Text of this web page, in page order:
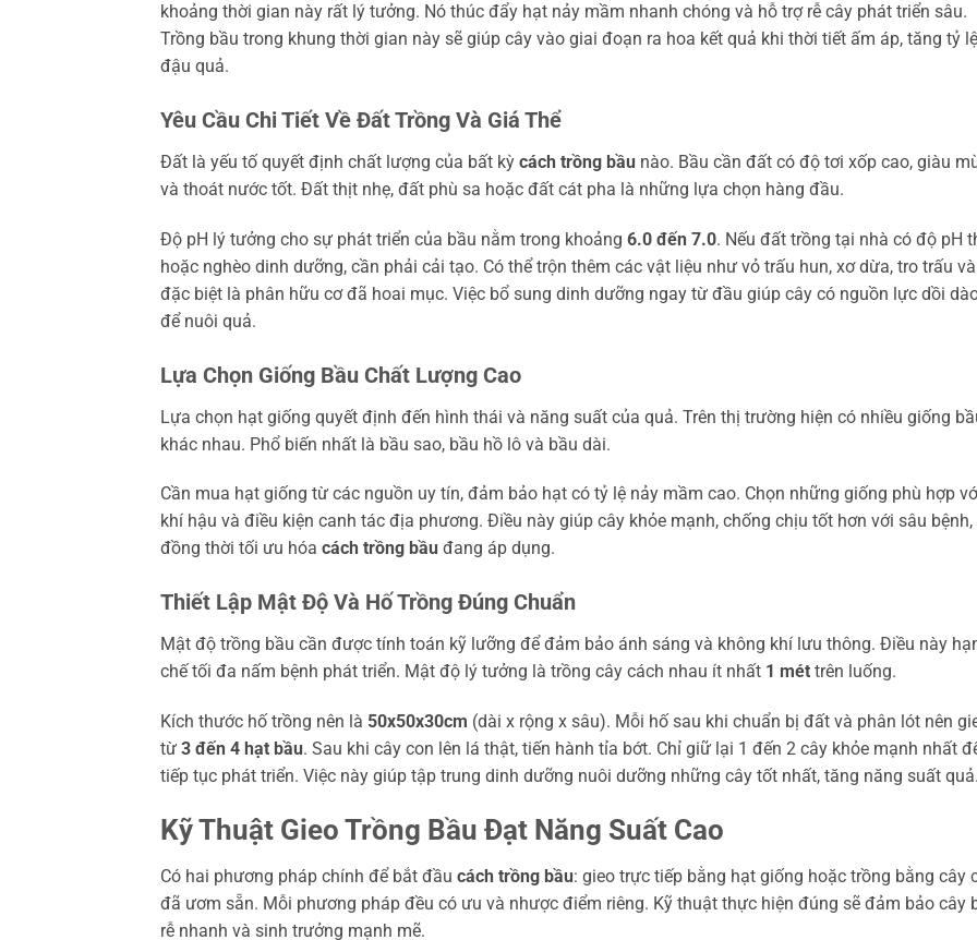
khoảng thời gian này rất lý tưởng. Nó thúc đẩy hạt nảy mầm nhanh chóng và hỗ trợ rễ cây phát triển sâu.
Trồng bầu trong khung thời gian này sẽ giúp cây vào giai đoạn ra hoa kết quả khi thời tiết ấm áp, tăng tỷ lệ
đậu quả.
Yêu Cầu Chi Tiết Về Đất Trồng Và Giá Thể
Đất là yếu tố quyết định chất lượng của bất kỳ cách trồng bầu nào. Bầu cần đất có độ tơi xốp cao, giàu
và thoát nước tốt. Đất thịt nhẹ, đất phù sa hoặc đất cát pha là những lựa chọn hàng đầu.
Độ pH lý tưởng cho sự phát triển của bầu nằm trong khoảng 6.0 đến 7.0. Nếu đất trồng tại nhà có độ pH
hoặc nghèo dinh dưỡng, cần phải cải tạo. Có thể trộn thêm các vật liệu như vỏ trấu hun, xơ dừa, tro trấu và
đặc biệt là phân hữu cơ đã hoai mục. Việc bổ sung dinh dưỡng ngay từ đầu giúp cây có nguồn lực dồi
để nuôi quả.
Lựa Chọn Giống Bầu Chất Lượng Cao
Lựa chọn hạt giống quyết định đến hình thái và năng suất của quả. Trên thị trường hiện có nhiều giống
khác nhau. Phổ biến nhất là bầu sao, bầu hồ lô và bầu dài.
Cần mua hạt giống từ các nguồn uy tín, đảm bảo hạt có tỷ lệ nảy mầm cao. Chọn những giống phù hợp
khí hậu và điều kiện canh tác địa phương. Điều này giúp cây khỏe mạnh, chống chịu tốt hơn với sâu bệnh,
đồng thời tối ưu hóa cách trồng bầu đang áp dụng.
Thiết Lập Mật Độ Và Hố Trồng Đúng Chuẩn
Mật độ trồng bầu cần được tính toán kỹ lưỡng để đảm bảo ánh sáng và không khí lưu thông. Điều này
chế tối đa nấm bệnh phát triển. Mật độ lý tưởng là trồng cây cách nhau ít nhất 1 mét trên luống.
Kích thước hố trồng nên là 50x50x30cm (dài x rộng x sâu). Mỗi hố sau khi chuẩn bị đất và phân lót nên
từ 3 đến 4 hạt bầu. Sau khi cây con lên lá thật, tiến hành tỉa bớt. Chỉ giữ lại 1 đến 2 cây khỏe mạnh nhất
tiếp tục phát triển. Việc này giúp tập trung dinh dưỡng nuôi dưỡng những cây tốt nhất, tăng năng suất quả.
Kỹ Thuật Gieo Trồng Bầu Đạt Năng Suất Cao
Có hai phương pháp chính để bắt đầu cách trồng bầu: gieo trực tiếp bằng hạt giống hoặc trồng bằng cây
đã ươm sẵn. Mỗi phương pháp đều có ưu và nhược điểm riêng. Kỹ thuật thực hiện đúng sẽ đảm bảo cây
rễ nhanh và sinh trưởng mạnh mẽ.